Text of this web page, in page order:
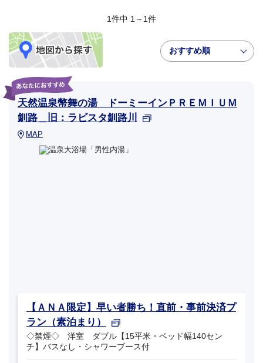
1件中 1～1件
おすすめ順
天然温泉幣舞の湯 ドーミーインＰＲＥＭＩＵＭ
釧路＿旧：ラビスタ釧路川
MAP
【ＡＮＡ限定】早い者勝ち！直前・事前決済プ
ラン（素泊まり）
◇禁煙◇ 洋室 ダブル【15平米・ベッド幅140セン
チ】バスなし・シャワーブース付